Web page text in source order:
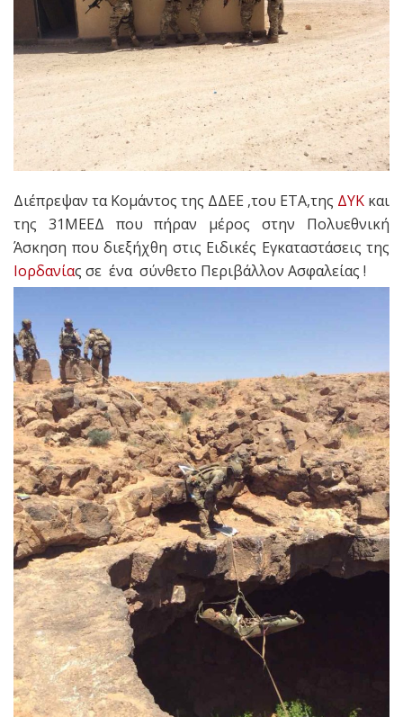
Διέπρεψαν τα Κομάντος της ΔΔΕΕ ,του ΕΤΑ,της ΔΥΚ και
της 31ΜΕΕΔ που πήραν μέρος στην Πολυεθνική
Άσκηση που διεξήχθη στις Ειδικές Εγκαταστάσεις της
Ιορδανίας σε ένα σύνθετο Περιβάλλον Ασφαλείας !